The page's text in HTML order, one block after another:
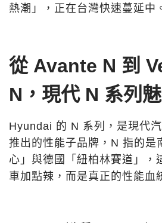
熱潮」，正在台灣快速蔓延中
從 Avante N 到
N，現代 N 系列
Hyundai 的 N 系列，是現代
推出的性能子品牌，N 指的是
心」與德國「紐柏林賽道」，
車加點辣，而是真正的性能血